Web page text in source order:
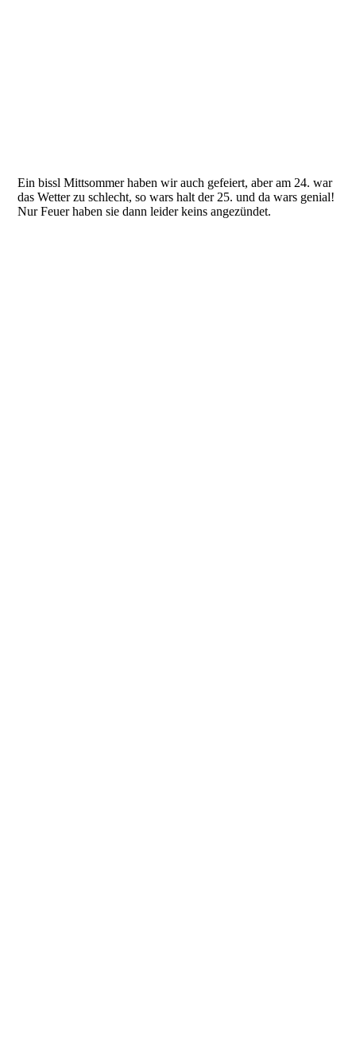
Ein bissl Mittsommer haben wir auch gefeiert, aber am 24. war
das Wetter zu schlecht, so wars halt der 25. und da wars genial!
Nur Feuer haben sie dann leider keins angezündet.